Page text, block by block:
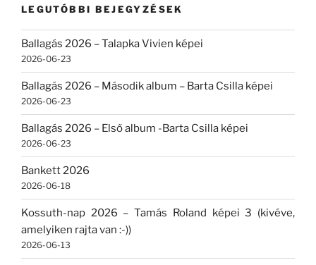
LEGUTÓBBI BEJEGYZÉSEK
Ballagás 2026 – Talapka Vivien képei
2026-06-23
Ballagás 2026 – Második album – Barta Csilla képei
2026-06-23
Ballagás 2026 – Első album -Barta Csilla képei
2026-06-23
Bankett 2026
2026-06-18
Kossuth-nap 2026 – Tamás Roland képei 3 (kivéve,
amelyiken rajta van :-))
2026-06-13